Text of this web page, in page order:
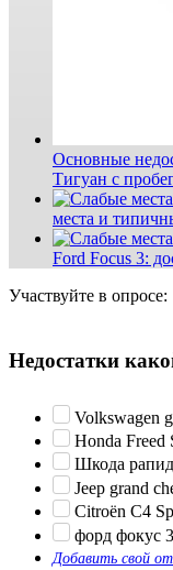
Основные
Тигуан с
места и
Ford Focus 3:
Участвуйте в опросе:
Недостатки
Volkswagen
Honda Freed
Шкода
Jeep grand
Citroën C4
форд фокус 3
Добавить свой